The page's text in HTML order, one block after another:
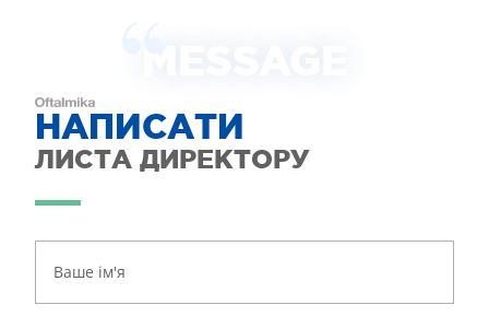
НАПИСАТИ
ЛИСТА ДИРЕКТОРУ